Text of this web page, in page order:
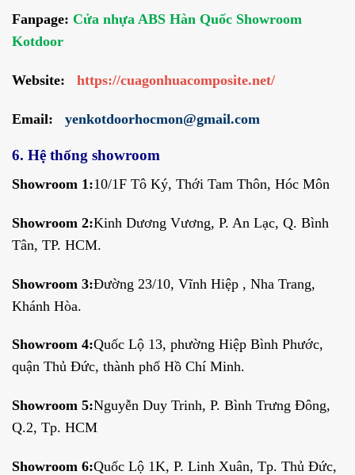
Fanpage: Cửa nhựa ABS Hàn Quốc Showroom
Kotdoor
Website: https://cuagonhuacomposite.net/
Email: yenkotdoorhocmon@gmail.com
6. Hệ thống showroom
Showroom 1:10/1F Tô Ký, Thới Tam Thôn, Hóc Môn
Showroom 2:Kinh Dương Vương, P. An Lạc, Q. Bình
Tân, TP. HCM.
Showroom 3:Đường 23/10, Vĩnh Hiệp , Nha Trang,
Khánh Hòa.
Showroom 4:Quốc Lộ 13, phường Hiệp Bình Phước,
quận Thủ Đức, thành phố Hồ Chí Minh.
Showroom 5:Nguyễn Duy Trinh, P. Bình Trưng Đông,
Q.2, Tp. HCM
Showroom 6:Quốc Lộ 1K, P. Linh Xuân, Tp. Thủ Đức,